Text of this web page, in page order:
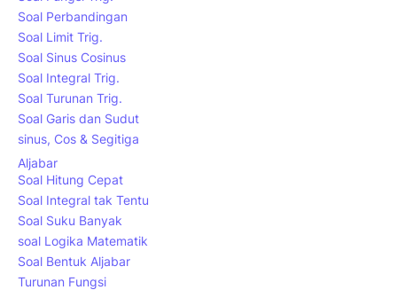
Soal Perbandingan
Soal Limit Trig.
Soal Sinus Cosinus
Soal Integral Trig.
Soal Turunan Trig.
Soal Garis dan Sudut
sinus, Cos & Segitiga
Aljabar
Soal Hitung Cepat
Soal Integral tak Tentu
Soal Suku Banyak
soal Logika Matematik
Soal Bentuk Aljabar
Turunan Fungsi